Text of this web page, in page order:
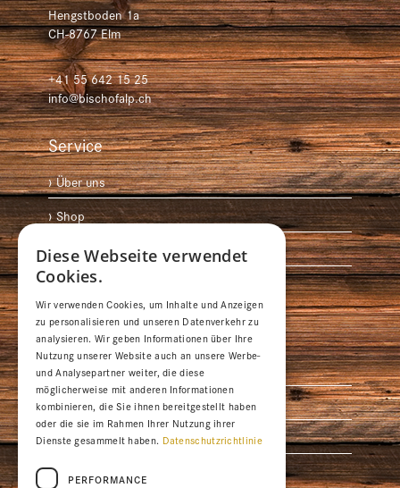
Hengstboden 1a
CH-8767Elm
+41 55 642 15 25
info@bischofalp.ch
Service
Über uns
Shop
Anreise
Medien
Ferienregionen
Braunwald
Elm Ferienregion
Glarus
Glarusnord Walensee
Diese Webseite verwendet
Cookies.
Wir verwenden Cookies, um Inhalte und Anzeigen
zu personalisieren und unseren Datenverkehr zu
analysieren. Wir geben Informationen über Ihre
Nutzung unserer Website auch an unsere Werbe-
und Analysepartner weiter, die diese
möglicherweise mit anderen Informationen
kombinieren, die Sie ihnen bereitgestellt haben
oder die sie im Rahmen Ihrer Nutzung ihrer
Dienste gesammelt haben. Datenschutzrichtlinie
PERFORMANCE